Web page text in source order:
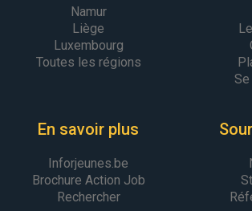
Namur
Liège
Luxembourg
Toutes les régions
En savoir plus
Inforjeunes.be
Brochure Action Job
Rechercher